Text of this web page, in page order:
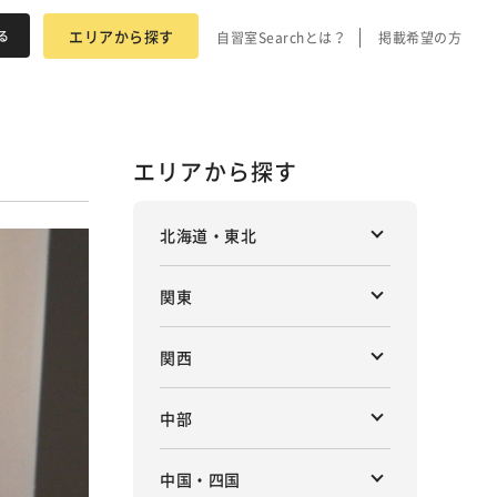
エリアから探す 自習室Searchとは？ 掲載希望の方
エリアから探す
北海道・東北
関東
関西
中部
中国・四国